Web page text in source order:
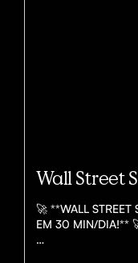
Wall Street
🚀 **WALL
EM 30 MIN/DIA!**